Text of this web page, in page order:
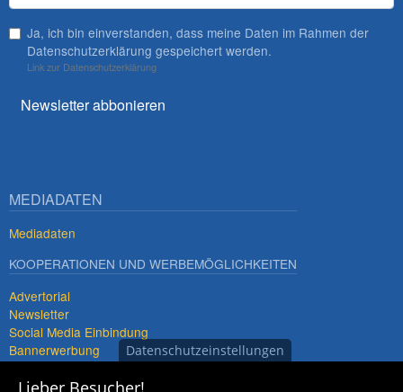
Ja, ich bin einverstanden, dass meine Daten im Rahmen der
Datenschutzerklärung gespeichert werden.
Link zur Datenschutzerklärung
Newsletter abbonieren
MEDIADATEN
Mediadaten
KOOPERATIONEN UND WERBEMÖGLICHKEITEN
Advertorial
Newsletter
Social Media Einbindung
Bannerwerbung
Premiumdestinationen
Datenschutzeinstellungen
Lieber Besucher!